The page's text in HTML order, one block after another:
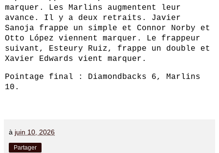
marquer. Les Marlins augmentent leur
avance. Il y a deux retraits. Javier
Sanoja frappe un simple et Connor Norby et
Otto López viennent marquer. Le frappeur
suivant, Esteury Ruiz, frappe un double et
Xavier Edwards vient marquer.
Pointage final : Diamondbacks 6, Marlins
10.
à juin 10, 2026
Partager